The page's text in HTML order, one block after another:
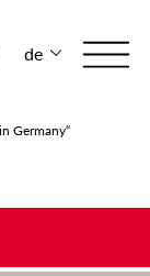
de
Germany“